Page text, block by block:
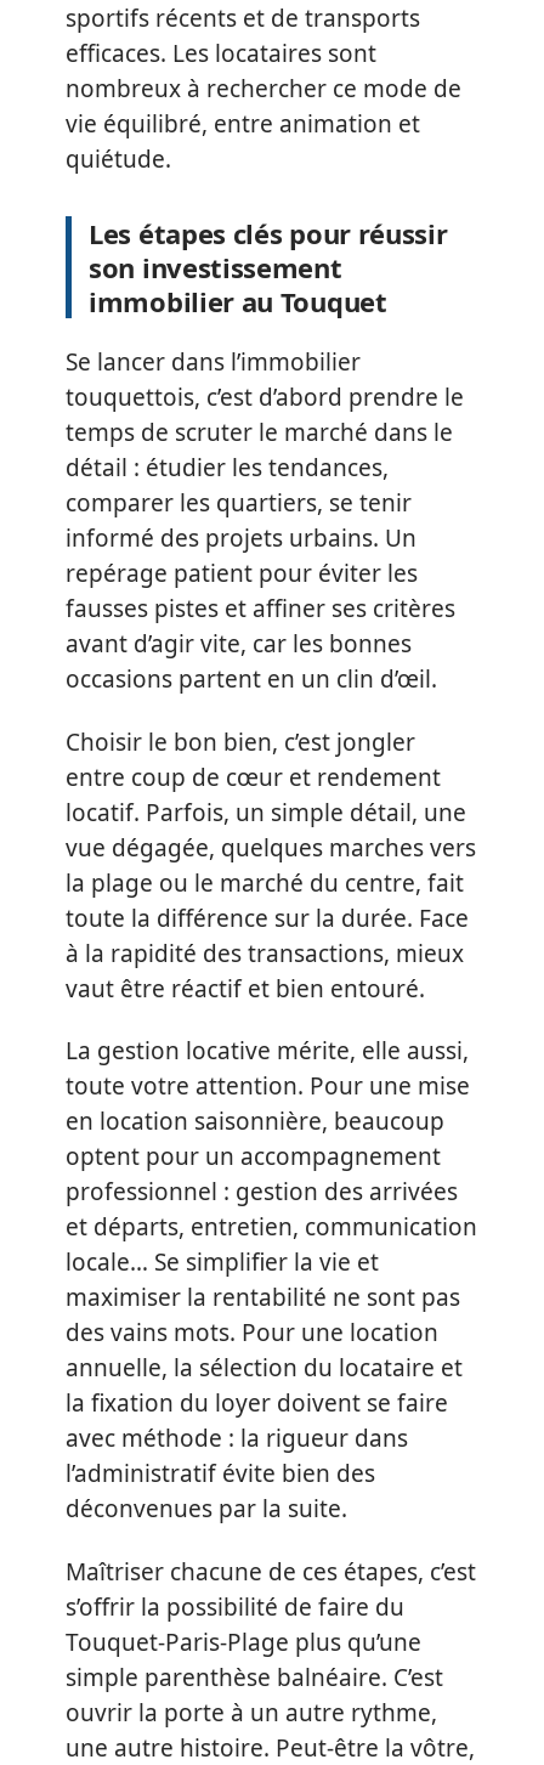
sportifs récents et de transports
efficaces. Les locataires sont
nombreux à rechercher ce mode de
vie équilibré, entre animation et
quiétude.
Les étapes clés pour réussir
son investissement
immobilier au Touquet
Se lancer dans l’immobilier
touquettois, c’est d’abord prendre le
temps de scruter le marché dans le
détail : étudier les tendances,
comparer les quartiers, se tenir
informé des projets urbains. Un
repérage patient pour éviter les
fausses pistes et affiner ses critères
avant d’agir vite, car les bonnes
occasions partent en un clin d’œil.
Choisir le bon bien, c’est jongler
entre coup de cœur et rendement
locatif. Parfois, un simple détail, une
vue dégagée, quelques marches vers
la plage ou le marché du centre, fait
toute la différence sur la durée. Face
à la rapidité des transactions, mieux
vaut être réactif et bien entouré.
La gestion locative mérite, elle aussi,
toute votre attention. Pour une mise
en location saisonnière, beaucoup
optent pour un accompagnement
professionnel : gestion des arrivées
et départs, entretien, communication
locale… Se simplifier la vie et
maximiser la rentabilité ne sont pas
des vains mots. Pour une location
annuelle, la sélection du locataire et
la fixation du loyer doivent se faire
avec méthode : la rigueur dans
l’administratif évite bien des
déconvenues par la suite.
Maîtriser chacune de ces étapes, c’est
s’offrir la possibilité de faire du
Touquet-Paris-Plage plus qu’une
simple parenthèse balnéaire. C’est
ouvrir la porte à un autre rythme,
une autre histoire. Peut-être la vôtre,